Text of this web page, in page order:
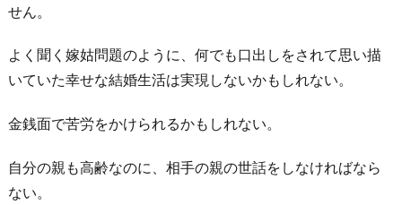
せん。
よく聞く嫁姑問題のように、何でも口出しをされて思い描
いていた幸せな結婚生活は実現しないかもしれない。
金銭面で苦労をかけられるかもしれない。
自分の親も高齢なのに、相手の親の世話をしなければなら
ない。